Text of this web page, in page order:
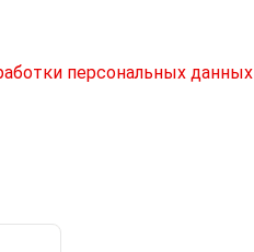
персональных данных